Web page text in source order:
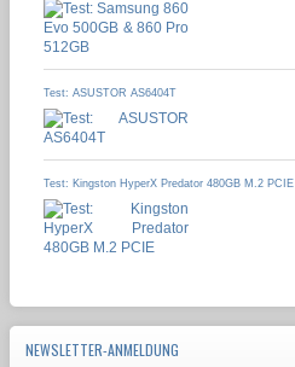
Test: ASUSTOR AS6404T
Test: Kingston HyperX Predator 480GB M.2 PCIE
NEWSLETTER-ANMELDUNG